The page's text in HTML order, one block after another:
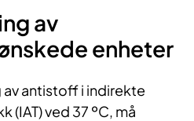
av
enheter
antistoff i indirekte
(IAT) ved 37 ºC, må